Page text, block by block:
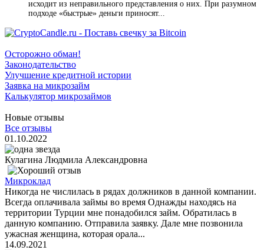
исходит из неправильного представления о них. При разумном
подходе «быстрые» деньги приносят...
Осторожно обман!
Законодательство
Улучшение кредитной истории
Заявка на микрозайм
Калькулятор микрозаймов
Новые отзывы
Все отзывы
01.10.2022
Кулагина Людмила Александровна
Микроклад
Никогда не числилась в рядах должников в данной компании.
Всегда оплачивала займы во время Однажды находясь на
территории Турции мне понадобился займ. Обратилась в
данную компанию. Отправила заявку. Дале мне позвонила
ужасная женщина, которая орала...
14.09.2021